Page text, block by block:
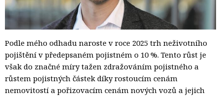
Podle mého odhadu naroste v roce 2025 trh neživotního
pojištění v předepsaném pojistném o 10 %. Tento růst je
však do značné míry tažen zdražováním pojistného a
růstem pojistných částek díky rostoucím cenám
nemovitostí a pořizovacím cenám nových vozů a jejich